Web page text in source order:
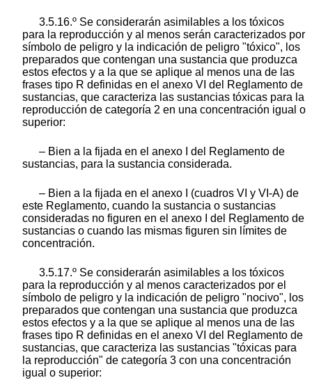
3.5.16.º Se considerarán asimilables a los tóxicos
para la reproducción y al menos serán caracterizados por
símbolo de peligro y la indicación de peligro "tóxico", los
preparados que contengan una sustancia que produzca
estos efectos y a la que se aplique al menos una de las
frases tipo R definidas en el anexo VI del Reglamento de
sustancias, que caracteriza las sustancias tóxicas para la
reproducción de categoría 2 en una concentración igual o
superior:
– Bien a la fijada en el anexo I del Reglamento de
sustancias, para la sustancia considerada.
– Bien a la fijada en el anexo I (cuadros VI y VI-A) de
este Reglamento, cuando la sustancia o sustancias
consideradas no figuren en el anexo I del Reglamento de
sustancias o cuando las mismas figuren sin límites de
concentración.
3.5.17.º Se considerarán asimilables a los tóxicos
para la reproducción y al menos caracterizados por el
símbolo de peligro y la indicación de peligro "nocivo", los
preparados que contengan una sustancia que produzca
estos efectos y a la que se aplique al menos una de las
frases tipo R definidas en el anexo VI del Reglamento de
sustancias, que caracteriza las sustancias "tóxicas para
la reproducción" de categoría 3 con una concentración
igual o superior: